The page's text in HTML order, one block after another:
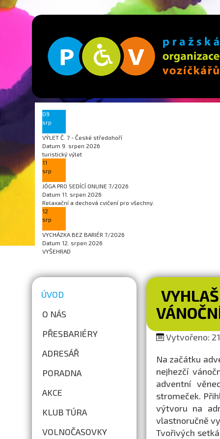
09
srp
VÝLET Č. 7 - České středohoří
Datum 9. srpen 2026
turistický výlet
11
srp
JÓGA PRO SEDÍCÍ ONLINE 7/2026
Datum 11. srpen 2026
Relaxační a dechová cvičení pro všechny.
12
srp
VYCHÁZKA BEZ BARIÉR 7/2026
Datum 12. srpen 2026
VYŠEHRAD
ÚVOD
O NÁS
PŘESBARIÉRY
ADRESÁŘ
PORADNA
AKCE
KLUB TÚRA
VOLNOČASOVKY
Vytvořeno:
Na začátku
nejhezčí
adventní
stromeček.
výtvoru na
vlastnoručně
Tvořivých